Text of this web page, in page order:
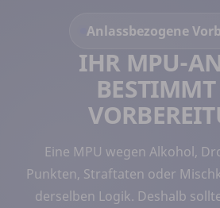
Anlassbezogene
IHR MPU-
Eine MPU wegen Alkohol,
Punkten, Straftaten oder
derselben Logik. Deshalb